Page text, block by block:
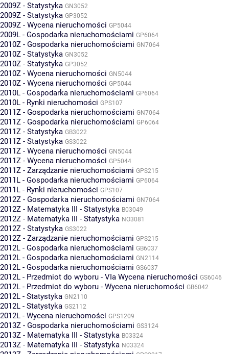
2009Z - Statystyka GN3052
2009Z - Statystyka GP3052
2009Z - Wycena nieruchomości GP5044
2009L - Gospodarka nieruchomościami GP6064
2010Z - Gospodarka nieruchomościami GN7064
2010Z - Statystyka GN3052
2010Z - Statystyka GP3052
2010Z - Wycena nieruchomości GN5044
2010Z - Wycena nieruchomości GP5044
2010L - Gospodarka nieruchomościami GP6064
2010L - Rynki nieruchomości GPS107
2011Z - Gospodarka nieruchomościami GN7064
2011Z - Gospodarka nieruchomościami GP6064
2011Z - Statystyka GB3022
2011Z - Statystyka GS3022
2011Z - Wycena nieruchomości GN5044
2011Z - Wycena nieruchomości GP5044
2011Z - Zarządzanie nieruchomościami GPS215
2011L - Gospodarka nieruchomościami GP6064
2011L - Rynki nieruchomości GPS107
2012Z - Gospodarka nieruchomościami GN7064
2012Z - Matematyka III - Statystyka B03049
2012Z - Matematyka III - Statystyka NO3081
2012Z - Statystyka GS3022
2012Z - Zarządzanie nieruchomościami GPS215
2012L - Gospodarka nieruchomościami GB6037
2012L - Gospodarka nieruchomościami GN2114
2012L - Gospodarka nieruchomościami GS6037
2012L - Przedmiot do wyboru - VIa Wycena nieruchomości GS6046
2012L - Przedmiot do wyboru - Wycena nieruchomości GB6042
2012L - Statystyka GN2110
2012L - Statystyka GS2112
2012L - Wycena nieruchomości GPS1209
2013Z - Gospodarka nieruchomościami GS3124
2013Z - Matematyka III - Statystyka B03324
2013Z - Matematyka III - Statystyka N03324